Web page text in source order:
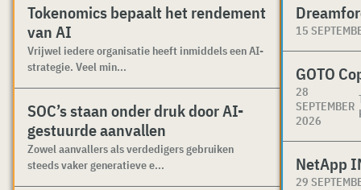
Tokenomics bepaalt het rendement
van AI
Vrijwel iedere organisatie heeft inmiddels een AI-
strategie. Veel min...
SOC’s staan onder druk door AI-
gestuurde aanvallen
Zowel aanvallers als verdedigers gebruiken
steeds vaker generatieve e...
15
GOTO
28
SEPTEMBER
2026
NetApp
29